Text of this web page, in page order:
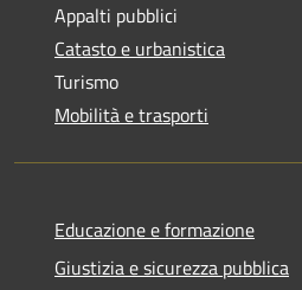
Appalti pubblici
Catasto e urbanistica
Turismo
Mobilità e trasporti
Educazione e formazione
Giustizia e sicurezza pubblica